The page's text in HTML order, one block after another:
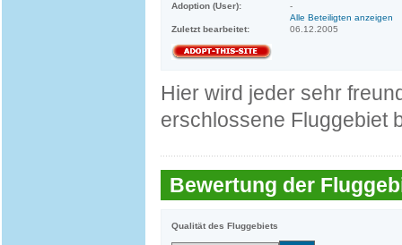
Adoption (User):
-
Alle Beteiligten anzeigen
Zuletzt bearbeitet:
06.12.2005
Hier wird jeder sehr
erschlossene Fluggebiet
Bewertung der
Qualität des Fluggebiets